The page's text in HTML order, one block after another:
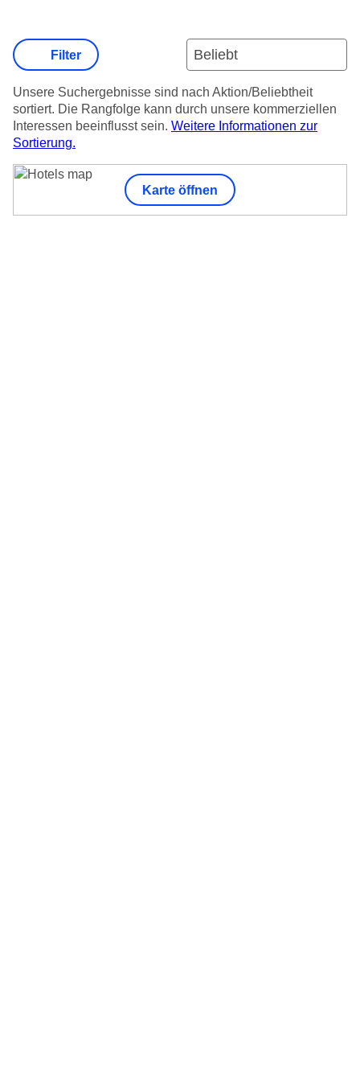
Unsere Suchergebnisse sind nach Aktion/Beliebtheit
sortiert. Die Rangfolge kann durch unsere kommerziellen
Interessen beeinflusst sein. Weitere Informationen zur
Sortierung.
Karte öffnen
Filter